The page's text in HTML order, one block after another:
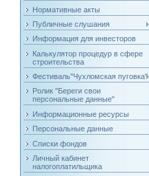
Нормативные акты
Публичные слушания
Информация для инвесторов
Калькулятор процедур в сфере
строительства
Фестиваль"Чухломская пуговка"
Ролик "Береги свои
персональные данные"
Информационные ресурсы
Персональные данные
Списки фондов
Личный кабинет
налогоплатильщика